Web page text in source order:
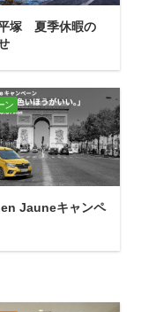
塚 夏季休暇の
ン
Jauneキャンペ